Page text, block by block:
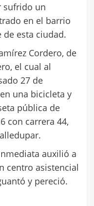
sufrido un
en el barrio
de esta ciudad.
Cordero, de
el cual al
27 de
una bicicleta y
pública de
con carrera 44,
auxilió a
centro asistencial
y pereció.